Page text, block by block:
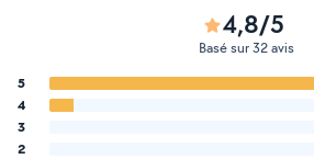
4,8/5
Basé sur 32 avis
5
4
3
2